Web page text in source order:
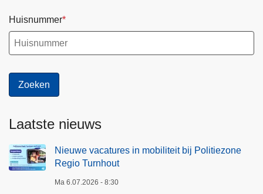
Huisnummer
Laatste nieuws
Nieuwe vacatures in mobiliteit bij Politiezone
Regio Turnhout
Ma 6.07.2026 - 8:30